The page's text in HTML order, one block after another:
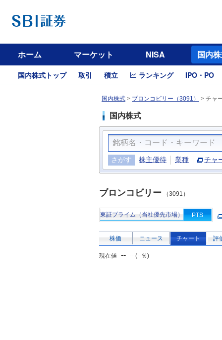
ホーム マーケット NISA 国内
国内株式トップ 取引 積立 ランキング IPO・PO
国内株式 > ブロンコビリー（3091） > チャ
国内株式
さがす 株主優待 業種 チャ
ブロンコビリー （3091）
東証プライム（当社優先市場） PTS
株価 ニュース チャート 評
現在値 -- -- (--％)